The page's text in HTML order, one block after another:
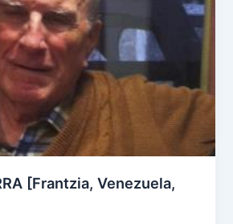
[Frantzia, Venezuela,